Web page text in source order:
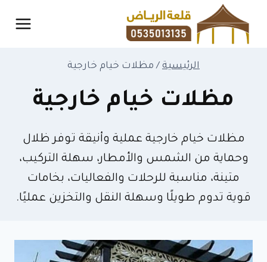
الرئيسية / مظلات خيام خارجية
مظلات خيام خارجية
مظلات خيام خارجية عملية وأنيقة توفر ظلال
وحماية من الشمس والأمطار، سهلة التركيب،
متينة، مناسبة للرحلات والفعاليات، بخامات
قوية تدوم طويلًا وسهلة النقل والتخزين عمليًا.